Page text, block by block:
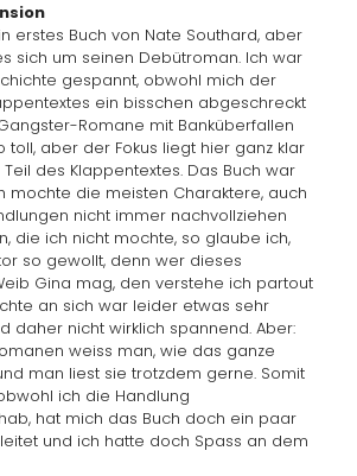
erstes Buch von Nate Southard, aber
sich um seinen Debütroman. Ich war
gespannt, obwohl mich der
ein bisschen abgeschreckt
Romane mit Banküberfallen
toll, aber der Fokus liegt hier ganz klar
des Klappentextes. Das Buch war
mochte die meisten Charaktere, auch
nicht immer nachvollziehen
die ich nicht mochte, so glaube ich,
so gewollt, denn wer dieses
Gina mag, den verstehe ich partout
an sich war leider etwas sehr
daher nicht wirklich spannend. Aber:
weiss man, wie das ganze
man liest sie trotzdem gerne. Somit
ich die Handlung
hat mich das Buch doch ein paar
und ich hatte doch Spass an dem